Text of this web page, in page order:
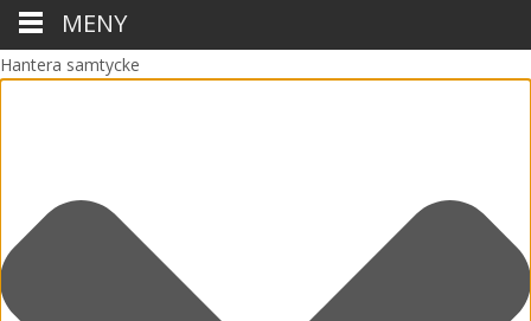
Hantera samtycke
MENY